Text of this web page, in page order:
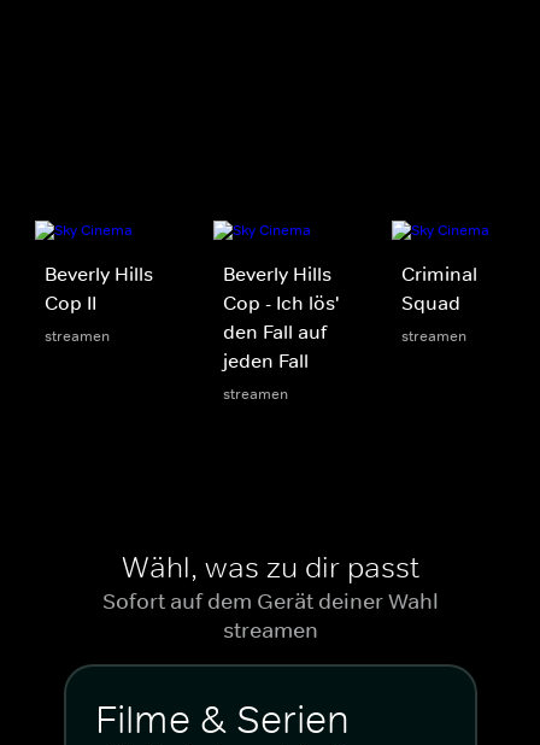
Beverly Hills
Cop II
streamen
Beverly Hills
Cop - Ich lös'
den Fall auf
jeden Fall
streamen
Criminal
Squad
streamen
Wähl, was zu dir passt
Sofort auf dem Gerät deiner Wahl
streamen
Filme & Serien